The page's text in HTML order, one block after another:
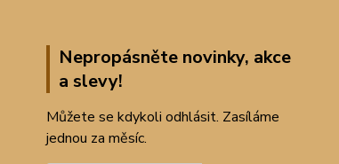
Nepropásněte novinky, akce
a slevy!
Můžete se kdykoli odhlásit. Zasíláme
jednou za měsíc.